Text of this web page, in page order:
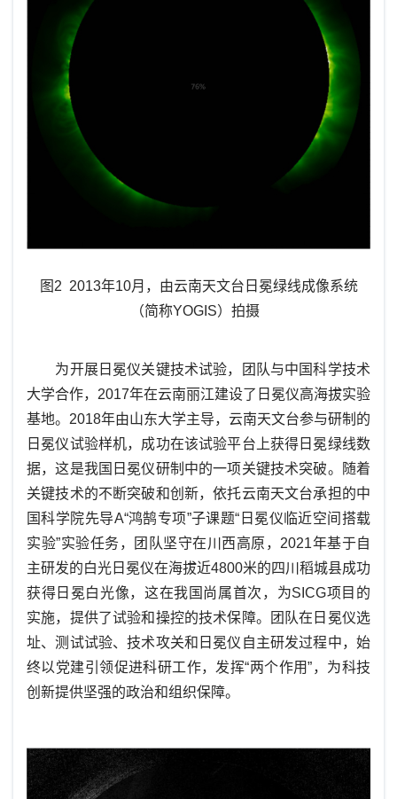
图2 2013年10月，由云南天文台日冕绿线成像系统
（简称YOGIS）拍摄
为开展日冕仪关键技术试验，团队与中国科学技术
大学合作， 2017年在云南丽江建设了日冕仪高海拔实验
基地。2018年由山东大学主导，云南天文台参与研制的
日冕仪试验样机，成功在该试验平台上获得日冕绿线数
据，这是我国日冕仪研制中的一项关键技术突破。随着
关键技术的不断突破和创新，依托云南天文台承担的中
国科学院先导A“鸿鹄专项”子课题“日冕仪临近空间搭载
实验”实验任务，团队坚守在川西高原，2021年基于自
主研发的白光日冕仪在海拔近4800米的四川稻城县成功
获得日冕白光像，这在我国尚属首次，为SICG项目的
实施，提供了试验和操控的技术保障。团队在 日冕仪选
址、测试试验、技术攻关和日冕仪自主研发过程中，始
终以党建引领促进科研工作，发挥“两个作用”，为科技
创新提供坚强的政治和组织保障。